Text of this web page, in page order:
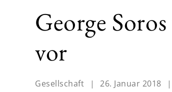
George
vor
Gesellschaft | 26. Januar 2018 |